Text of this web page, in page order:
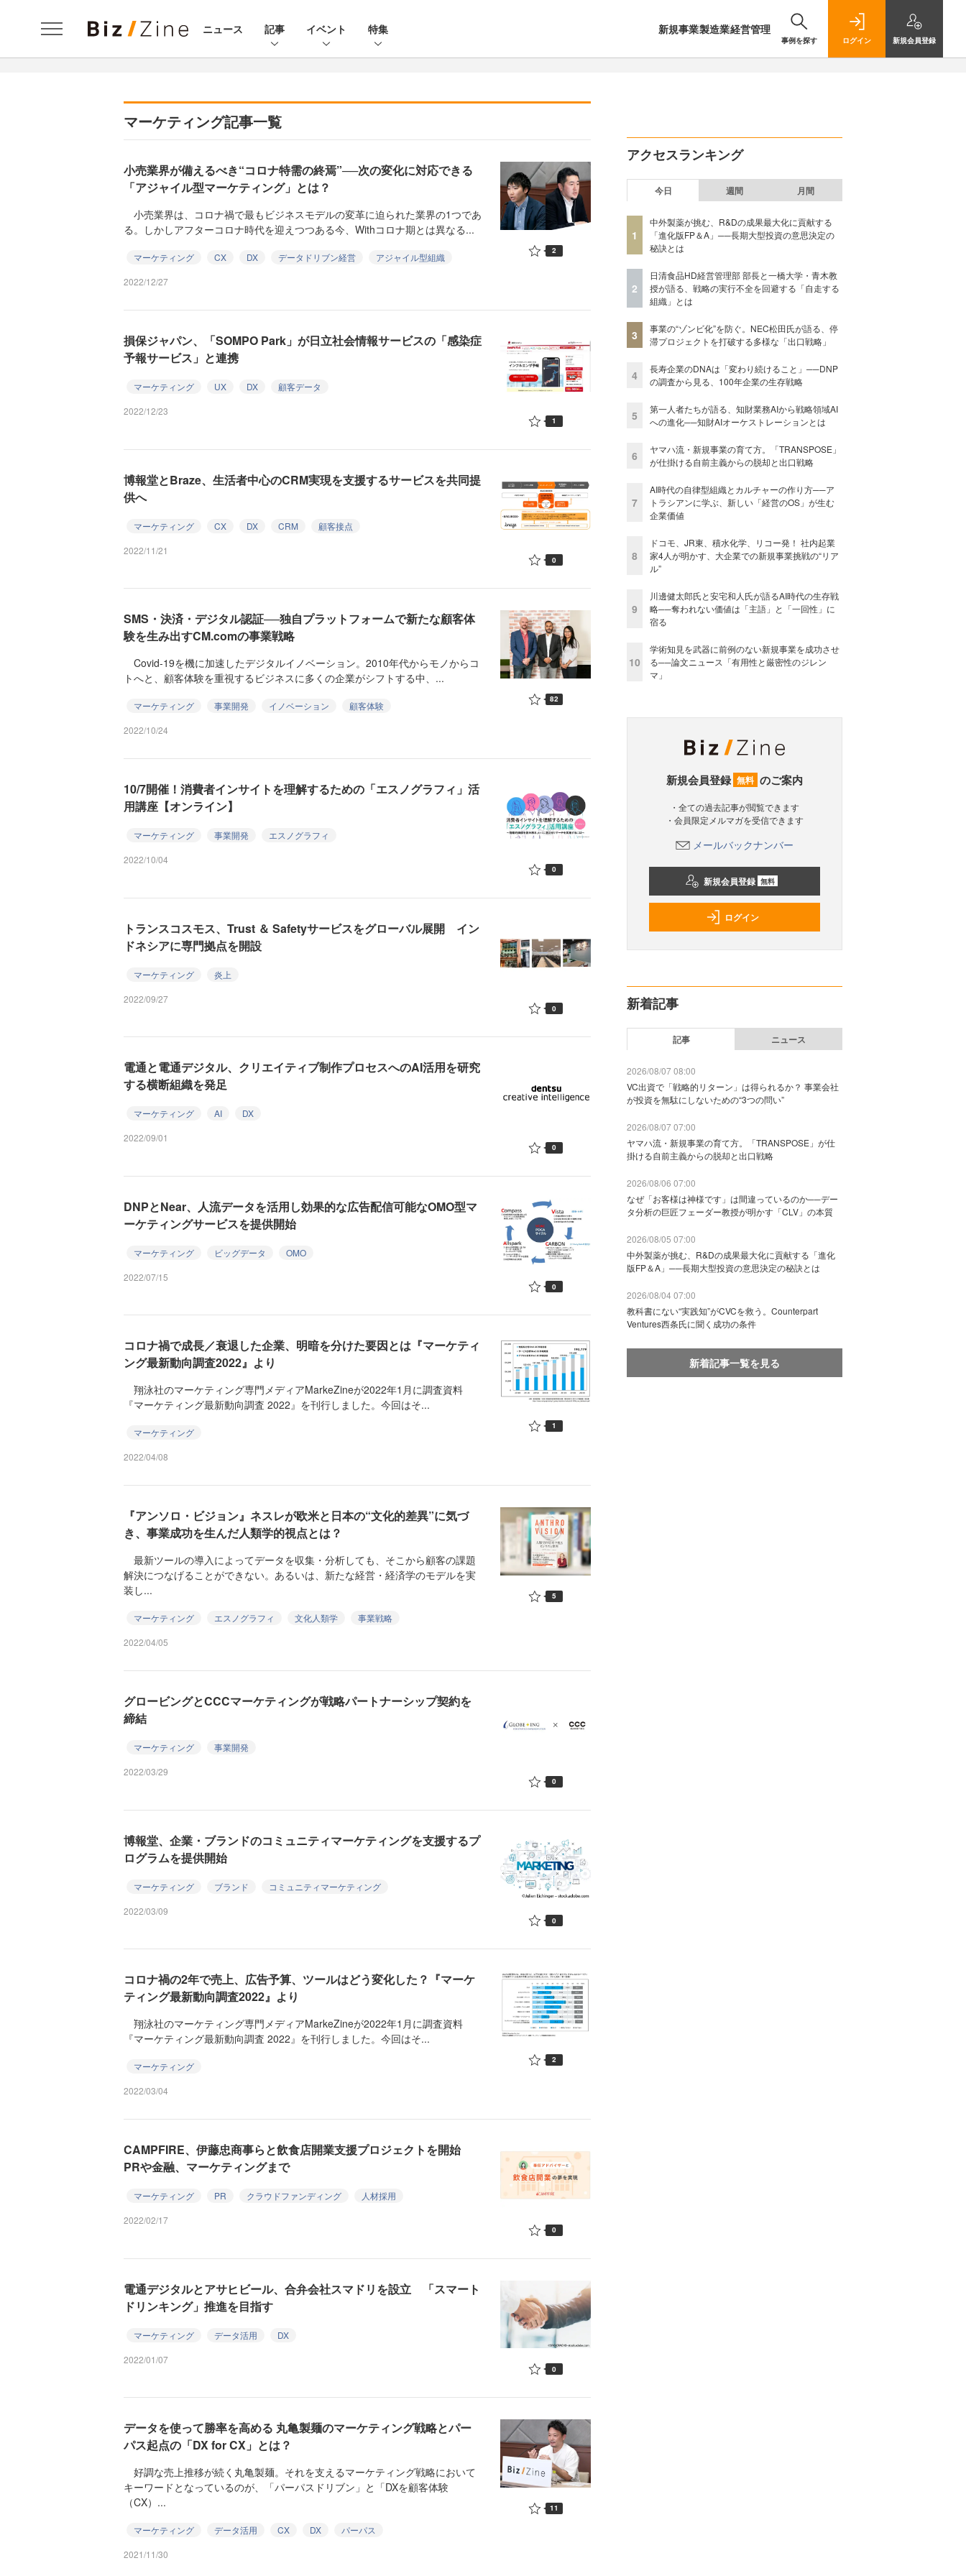
ニュース 記事 イベント 特集 新規事業製造業経営管理
事例を探す ログイン 新規会員登録
マーケティング記事一覧
小売業界が備えるべき“コロナ特需の終焉”──次の変化に対応できる
「アジャイル型マーケティング」とは？
小売業界は、コロナ禍で最もビジネスモデルの変革に迫られた業界の1つであ
る。しかしアフターコロナ時代を迎えつつある今、Withコロナ期とは異なる...
マーケティング CX DX データドリブン経営
アジャイル型組織
2022/12/27
2
損保ジャパン、「SOMPO Park」が日立社会情報サービスの「感染症
予報サービス」と連携
マーケティング UX DX
顧客データ
2022/12/23
1
博報堂とBraze、生活者中心のCRM実現を支援するサービスを共同提
供へ
マーケティング CX DX CRM
顧客接点
2022/11/21
0
SMS・決済・デジタル認証──独自プラットフォームで新たな顧客体
験を生み出すCM.comの事業戦略
Covid-19を機に加速したデジタルイノベーション。2010年代からモノからコ
トへと、顧客体験を重視するビジネスに多くの企業がシフトする中、...
マーケティング 事業開発 イノベーション
顧客体験
2022/10/24
82
10/7開催！消費者インサイトを理解するための「エスノグラフィ」活
用講座【オンライン】
マーケティング 事業開発
エスノグラフィ
2022/10/04
0
トランスコスモス、Trust ＆ Safetyサービスをグローバル展開 イン
ドネシアに専門拠点を開設
マーケティング
炎上
2022/09/27
0
電通と電通デジタル、クリエイティブ制作プロセスへのAI活用を研究
する横断組織を発足
マーケティング AI
DX
2022/09/01
0
DNPとNear、人流データを活用し効果的な広告配信可能なOMO型マ
ーケティングサービスを提供開始
マーケティング ビッグデータ
OMO
2022/07/15
0
コロナ禍で成長／衰退した企業、明暗を分けた要因とは『マーケティ
ング最新動向調査2022』より
翔泳社のマーケティング専門メディアMarkeZineが2022年1月に調査資料
『マーケティング最新動向調査 2022』を刊行しました。今回はそ...
マーケティング
2022/04/08
1
『アンソロ・ビジョン』ネスレが欧米と日本の“文化的差異”に気づ
き、事業成功を生んだ人類学的視点とは？
最新ツールの導入によってデータを収集・分析しても、そこから顧客の課題
解決につなげることができない。あるいは、新たな経営・経済学のモデルを実
装し...
マーケティング エスノグラフィ 文化人類学
事業戦略
2022/04/05
5
グロービングとCCCマーケティングが戦略パートナーシップ契約を
締結
マーケティング
事業開発
2022/03/29
0
博報堂、企業・ブランドのコミュニティマーケティングを支援するプ
ログラムを提供開始
マーケティング ブランド
コミュニティマーケティング
2022/03/09
0
コロナ禍の2年で売上、広告予算、ツールはどう変化した？『マーケ
ティング最新動向調査2022』より
翔泳社のマーケティング専門メディアMarkeZineが2022年1月に調査資料
『マーケティング最新動向調査 2022』を刊行しました。今回はそ...
マーケティング
2022/03/04
2
CAMPFIRE、伊藤忠商事らと飲食店開業支援プロジェクトを開始
PRや金融、マーケティングまで
マーケティング PR クラウドファンディング
人材採用
2022/02/17
0
電通デジタルとアサヒビール、合弁会社スマドリを設立 「スマート
ドリンキング」推進を目指す
マーケティング データ活用
DX
2022/01/07
0
データを使って勝率を高める 丸亀製麺のマーケティング戦略とパー
パス起点の「DX for CX」とは？
好調な売上推移が続く丸亀製麺。それを支えるマーケティング戦略において
キーワードとなっているのが、「パーパスドリブン」と「DXを顧客体験
（CX）...
マーケティング データ活用 CX DX
パーパス
2021/11/30
11
アクセスランキング
今日 週間 月間
1
中外製薬が挑む、R&Dの成果最大化に貢献する
「進化版FP＆A」──長期大型投資の意思決定の
秘訣とは
2
日清食品HD経営管理部 部長と一橋大学・青木教
授が語る、戦略の実行不全を回避する「自走する
組織」とは
3
事業の“ゾンビ化”を防ぐ。NEC松田氏が語る、停
滞プロジェクトを打破する多様な「出口戦略」
4
長寿企業のDNAは「変わり続けること」──DNP
の調査から見る、100年企業の生存戦略
5
第一人者たちが語る、知財業務AIから戦略領域AI
への進化──知財AIオーケストレーションとは
6
ヤマハ流・新規事業の育て方。「TRANSPOSE」
が仕掛ける自前主義からの脱却と出口戦略
7
AI時代の自律型組織とカルチャーの作り方──ア
トラシアンに学ぶ、新しい「経営のOS」が生む
企業価値
8
ドコモ、JR東、積水化学、リコー発！ 社内起業
家4人が明かす、大企業での新規事業挑戦の“リア
ル”
9
川邊健太郎氏と安宅和人氏が語るAI時代の生存戦
略──奪われない価値は「主語」と「一回性」に
宿る
10
学術知見を武器に前例のない新規事業を成功させ
る──論文ニュース「有用性と厳密性のジレン
マ」
新規会員登録 無料 のご案内
・全ての過去記事が閲覧できます
・会員限定メルマガを受信できます
メールバックナンバー
新規会員登録 無料
ログイン
新着記事
記事 ニュース
2026/08/07 08:00
VC出資で「戦略的リターン」は得られるか？ 事業会社
が投資を無駄にしないための“3つの問い”
2026/08/07 07:00
ヤマハ流・新規事業の育て方。「TRANSPOSE」が仕
掛ける自前主義からの脱却と出口戦略
2026/08/06 07:00
なぜ「お客様は神様です」は間違っているのか──デー
タ分析の巨匠フェーダー教授が明かす「CLV」の本質
2026/08/05 07:00
中外製薬が挑む、R&Dの成果最大化に貢献する「進化
版FP＆A」──長期大型投資の意思決定の秘訣とは
2026/08/04 07:00
教科書にない“実践知”がCVCを救う。Counterpart
Ventures西条氏に聞く成功の条件
新着記事一覧を見る